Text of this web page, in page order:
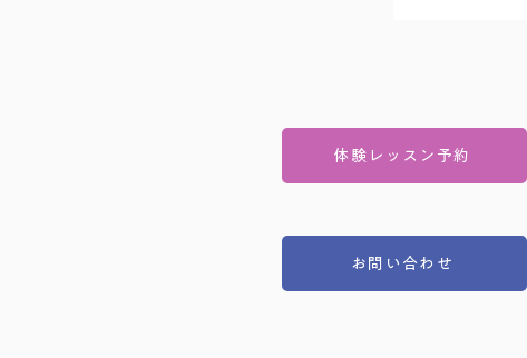
体験レッスン予約
お問い合わせ